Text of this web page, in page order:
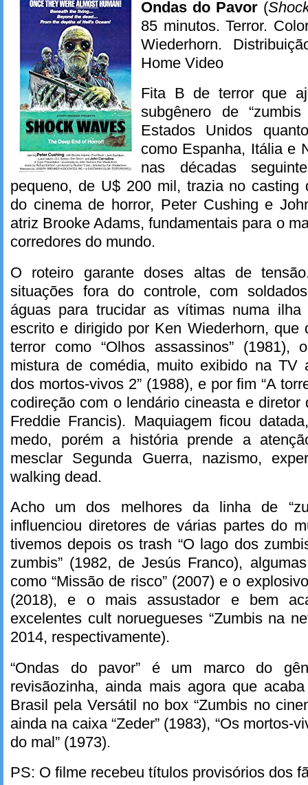
Ondas do Pavor(
85 minutos. Terror.
Wiederhorn.
Home Video
Fita B de terror que
subgênero de
Estados Unidos
como Espanha, Itália e
nas décadas
pequeno, de U$ 200 mil, trazia no casting
do cinema de horror, Peter Cushing e
atriz Brooke Adams, fundamentais para o
corredores do mundo.
O roteiro garante doses altas de
situações fora do controle, com
águas para trucidar as vítimas numa
escrito e dirigido por Ken Wiederhorn, que
terror como “Olhos assassinos” (1981),
mistura de comédia, muito exibido na TV
dos mortos-vivos 2” (1988), e por fim “A
codireção com o lendário cineasta e diretor
Freddie Francis). Maquiagem ficou
medo, porém a história prende a
mesclar Segunda Guerra, nazismo,
walking dead.
Acho um dos melhores da linha de
influenciou diretores de várias partes do
tivemos depois os trash “O lago dos
zumbis” (1982, de Jesús Franco),
como “Missão de risco” (2007) e o
(2018), e o mais assustador e bem
excelentes cult noruegueses “Zumbis na
2014, respectivamente).
“Ondas do pavor” é um marco do
revisãozinha, ainda mais agora que
Brasil pela Versátil no box “Zumbis no
ainda na caixa “Zeder” (1983), “Os mortos-
do mal” (1973).
PS: O filme recebeu títulos provisórios dos